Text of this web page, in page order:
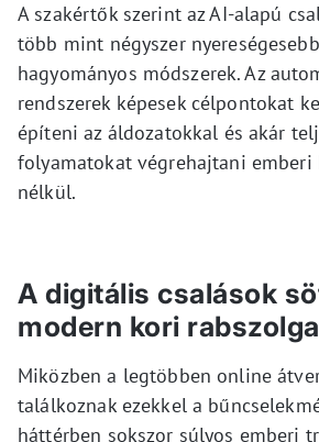
A szakértők szerint az AI-alapú
több mint négyszer
hagyományos módszerek. Az
rendszerek képesek célpontokat
építeni az áldozatokkal és akár
folyamatokat végrehajtani emberi
nélkül.
A digitális csalások
modern kori
Miközben a legtöbben online
találkoznak ezekkel a
háttérben sokszor súlyos emberi